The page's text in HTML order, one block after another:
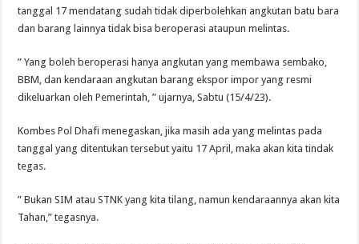
tanggal 17 mendatang sudah tidak diperbolehkan angkutan batu bara
dan barang lainnya tidak bisa beroperasi ataupun melintas.
” Yang boleh beroperasi hanya angkutan yang membawa sembako,
BBM, dan kendaraan angkutan barang ekspor impor yang resmi
dikeluarkan oleh Pemerintah, ” ujarnya, Sabtu (15/4/23).
Kombes Pol Dhafi menegaskan, jika masih ada yang melintas pada
tanggal yang ditentukan tersebut yaitu 17 April, maka akan kita tindak
tegas.
” Bukan SIM atau STNK yang kita tilang, namun kendaraannya akan kita
Tahan,” tegasnya.